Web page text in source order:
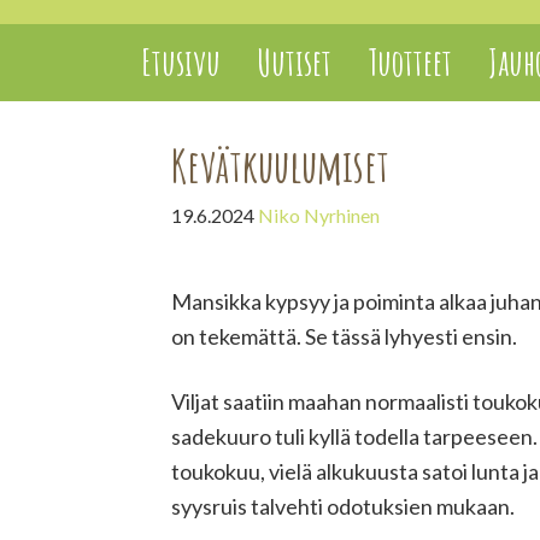
Etusivu Uutiset Tuotteet
Kevätkuulumiset
19.6.2024 Niko Nyrhinen
Mansikka kypsyy ja poiminta alkaa
on tekemättä. Se tässä lyhyesti ensin.
Viljat saatiin maahan normaalisti
sadekuuro tuli kyllä todella
toukokuu, vielä alkukuusta satoi lunta
syysruis talvehti odotuksien mukaan.